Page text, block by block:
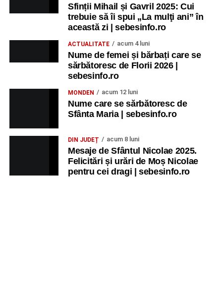
Sfinții Mihail și Gavril 2025: Cui
trebuie să îi spui „La mulţi ani” în
această zi | sebesinfo.ro
ACTUALITATE acum 4 luni
Nume de femei și bărbați care se
sărbătoresc de Florii 2026 |
sebesinfo.ro
MONDEN acum 12 luni
Nume care se sărbătoresc de
Sfânta Maria | sebesinfo.ro
DIN JUDEȚ acum 8 luni
Mesaje de Sfântul Nicolae 2025.
Felicitări și urări de Moș Nicolae
pentru cei dragi | sebesinfo.ro